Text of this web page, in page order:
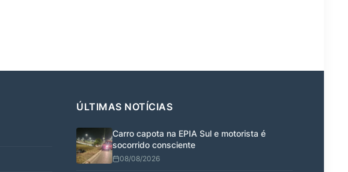
ÚLTIMAS NOTÍCIAS
Carro capota na EPIA Sul e motorista é
socorrido consciente
08/08/2026